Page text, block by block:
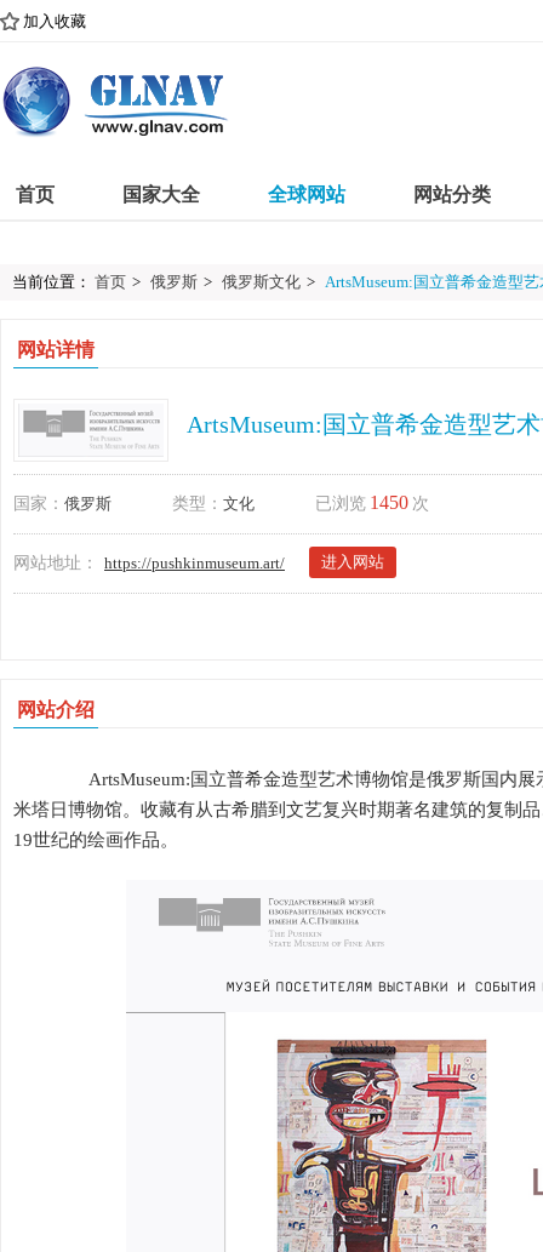
加入收藏
首页 国家大全 全球网站 网站分类
当前位置： 首页 > 俄罗斯 > 俄罗斯文化 > ArtsMuseum:国立普希金造型
网站详情
ArtsMuseum:国立普希金造型艺
国家： 俄罗斯 类型： 文化 已浏览 1450 次
网站地址： https://pushkinmuseum.art/ 进入网站
网站介绍
ArtsMuseum:国立普希金造型艺术博物馆是俄罗斯国内展
米塔日博物馆。收藏有从古希腊到文艺复兴时期著名建筑的复制
19世纪的绘画作品。